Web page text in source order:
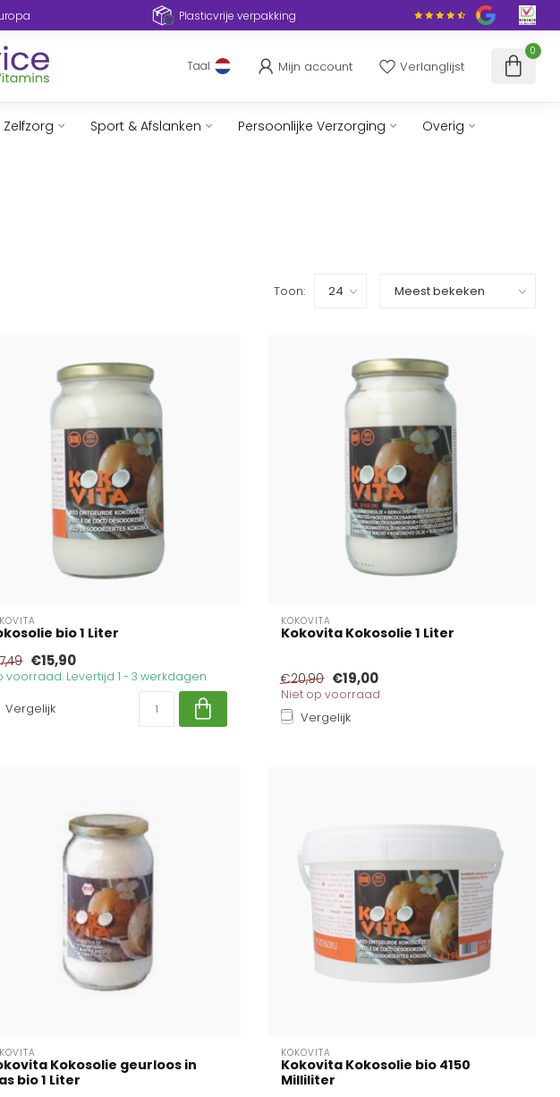
Plasticvrije verpakking
Taal Mijn account Verlanglijst
0
Zelfzorg Sport & Afslanken Persoonlijke Verzorging Overig
Toon:
bio 1 Liter
€15,90
voorraad. Levertijd 1 - 3 werkdagen
Vergelijk
KOKOVITA
Kokovita Kokosolie 1 Liter
€20,90 €19,00
Niet op voorraad
Vergelijk
Kokosolie geurloos in
bio 1 Liter
KOKOVITA
Kokovita Kokosolie bio 4150
Milliliter